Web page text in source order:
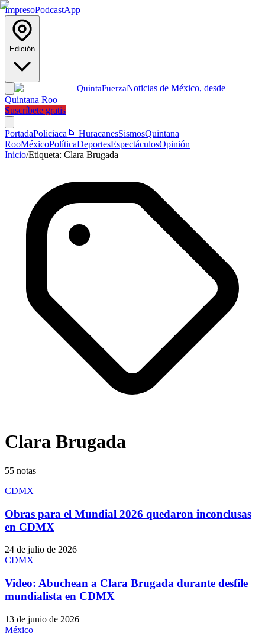
ImpresoPodcastApp
Edición
QuintaFuerzaNoticias de México, desde
Quintana Roo
Suscríbete gratis
PortadaPoliciaca 🌀 HuracanesSismosQuintana
RooMéxicoPolíticaDeportesEspectáculosOpinión
Inicio/Etiqueta: Clara Brugada
Clara Brugada
55 notas
CDMX
Obras para el Mundial 2026 quedaron inconclusas
en CDMX
24 de julio de 2026
CDMX
Video: Abuchean a Clara Brugada durante desfile
mundialista en CDMX
13 de junio de 2026
México